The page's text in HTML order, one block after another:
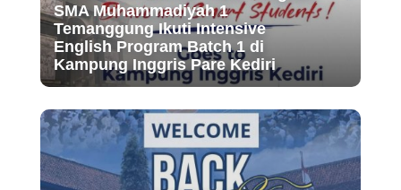
SMA Muhammadiyah 1
Temanggung Ikuti Intensive
English Program Batch 1 di
Kampung Inggris Pare Kediri